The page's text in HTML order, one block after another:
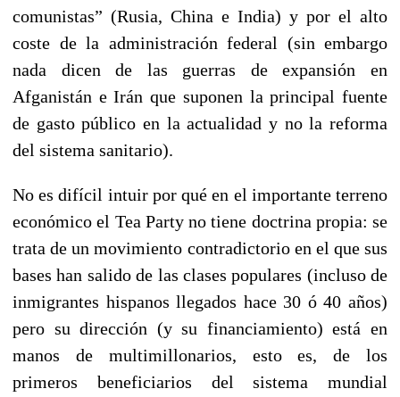
comunistas” (Rusia, China e India) y por el alto
coste de la administración federal (sin embargo
nada dicen de las guerras de expansión en
Afganistán e Irán que suponen la principal fuente
de gasto público en la actualidad y no la reforma
del sistema sanitario).
No es difícil intuir por qué en el importante terreno
económico el Tea Party no tiene doctrina propia: se
trata de un movimiento contradictorio en el que sus
bases han salido de las clases populares (incluso de
inmigrantes hispanos llegados hace 30 ó 40 años)
pero su dirección (y su financiamiento) está en
manos de multimillonarios, esto es, de los
primeros beneficiarios del sistema mundial